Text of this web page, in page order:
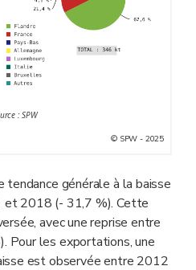
: SPW
© SPW - 2025
tendance générale à la baisse
2018 (- 31,7 %). Cette
avec une reprise entre
les exportations, une
est observée entre 2012